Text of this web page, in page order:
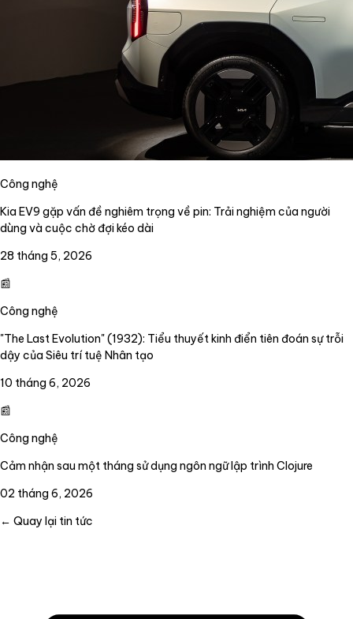
Công nghệ
Kia EV9 gặp vấn đề nghiêm trọng về pin: Trải nghiệm của người
dùng và cuộc chờ đợi kéo dài
28 tháng 5, 2026
📰
Công nghệ
"The Last Evolution" (1932): Tiểu thuyết kinh điển tiên đoán sự trỗi
dậy của Siêu trí tuệ Nhân tạo
10 tháng 6, 2026
📰
Công nghệ
Cảm nhận sau một tháng sử dụng ngôn ngữ lập trình Clojure
02 tháng 6, 2026
← Quay lại tin tức